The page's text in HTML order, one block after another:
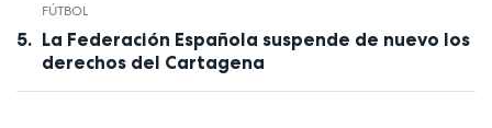
FÚTBOL
La Federación Española suspende de nuevo los
derechos del Cartagena